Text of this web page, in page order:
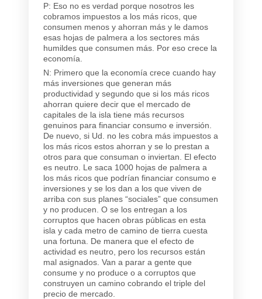
P: Eso no es verdad porque nosotros les
cobramos impuestos a los más ricos, que
consumen menos y ahorran más y le damos
esas hojas de palmera a los sectores más
humildes que consumen más. Por eso crece la
economía.
N: Primero que la economía crece cuando hay
más inversiones que generan más
productividad y segundo que si los más ricos
ahorran quiere decir que el mercado de
capitales de la isla tiene más recursos
genuinos para financiar consumo e inversión.
De nuevo, si Ud. no les cobra más impuestos a
los más ricos estos ahorran y se lo prestan a
otros para que consuman o inviertan. El efecto
es neutro. Le saca 1000 hojas de palmera a
los más ricos que podrían financiar consumo e
inversiones y se los dan a los que viven de
arriba con sus planes “sociales” que consumen
y no producen. O se los entregan a los
corruptos que hacen obras públicas en esta
isla y cada metro de camino de tierra cuesta
una fortuna. De manera que el efecto de
actividad es neutro, pero los recursos están
mal asignados. Van a parar a gente que
consume y no produce o a corruptos que
construyen un camino cobrando el triple del
precio de mercado.